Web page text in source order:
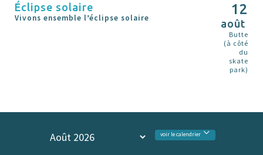
Éclipse solaire
Vivons ensemble l’éclipse solaire
12
août
Butte
(à côté
du
skate
park)
voir le calendrier